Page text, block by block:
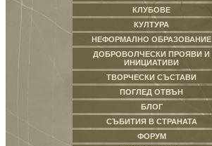
КЛУБОВЕ
КУЛТУРА
НЕФОРМАЛНО ОБРАЗОВАНИЕ
ДОБРОВОЛЧЕСКИ ПРОЯВИ И
ИНИЦИАТИВИ
ТВОРЧЕСКИ СЪСТАВИ
ПОГЛЕД ОТВЪН
БЛОГ
СЪБИТИЯ В СТРАНАТА
ФОРУМ